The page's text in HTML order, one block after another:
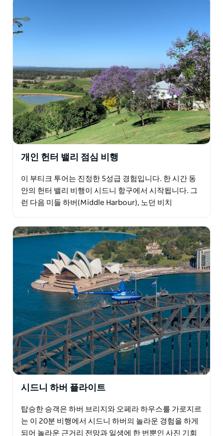
개인 헌터 밸리 점심 비행
이 부티크 투어는 진정한 5성급 경험입니다. 한 시간 동
안의 헌터 밸리 비행이 시드니 항구에서 시작됩니다. 그
런 다음 미들 하버(Middle Harbour), 노던 비치
시드니 하버 플라이트
탑승한 승객은 하버 브리지와 오페라 하우스를 가로지르
는 이 20분 비행에서 시드니 하버의 놀라운 경험을 하게
되어 놀라운 근거리 전망과 일생에 한 번뿐인 사진 기회